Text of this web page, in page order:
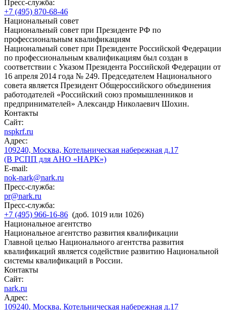
Пресс-служба:
+7 (495) 870-68-46
Национальный совет
Национальный совет при Президенте РФ по
профессиональным квалификациям
Национальный совет при Президенте Российской Федерации
по профессиональным квалификациям был создан в
соответствии с Указом Президента Российской Федерации от
16 апреля 2014 года № 249. Председателем Национального
совета является Президент Общероссийского объединения
работодателей «Российский союз промышленников и
предпринимателей» Александр Николаевич Шохин.
Контакты
Сайт:
nspkrf.ru
Адрес:
109240, Москва, Котельническая набережная д.17
(В РСПП для АНО «НАРК»)
E-mail:
nok-nark@nark.ru
Пресс-служба:
pr@nark.ru
Пресс-служба:
+7 (495) 966-16-86 (доб. 1019 или 1026)
Национальное агентство
Национальное агентство развития квалификации
Главной целью Национального агентства развития
квалификаций является содействие развитию Национальной
системы квалификаций в России.
Контакты
Сайт:
nark.ru
Адрес:
109240, Москва, Котельническая набережная д.17